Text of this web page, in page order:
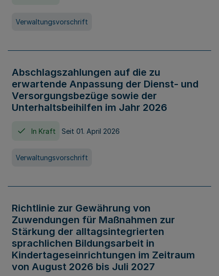
Verwaltungsvorschrift
Abschlagszahlungen auf die zu
erwartende Anpassung der Dienst- und
Versorgungsbezüge sowie der
Unterhaltsbeihilfen im Jahr 2026
In Kraft Seit 01. April 2026
Verwaltungsvorschrift
Richtlinie zur Gewährung von
Zuwendungen für Maßnahmen zur
Stärkung der alltagsintegrierten
sprachlichen Bildungsarbeit in
Kindertageseinrichtungen im Zeitraum
von August 2026 bis Juli 2027